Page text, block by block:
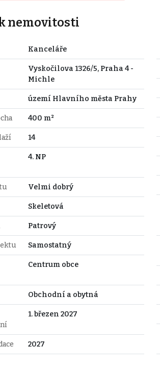
nemovitosti
Kanceláře
Vyskočilova 1326/5, Praha 4 -
Michle
území Hlavního města Prahy
400 m²
14
4. NP
Velmi dobrý
Skeletová
Patrový
Samostatný
Centrum obce
Obchodní a obytná
1. březen 2027
2027